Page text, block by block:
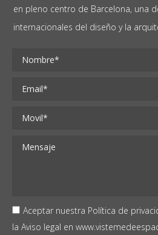
en pleno centro de Barcelona, una
internacionales del diseño y la
Aceptar nuestra Política de
la Aviso legal en